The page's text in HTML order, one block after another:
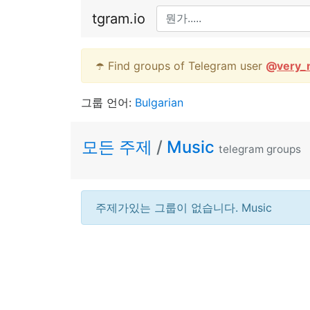
tgram.io
☂️ Find groups of Telegram user @
그룹 언어: Bulgarian
모든 주제 / Music telegram groups
주제가있는 그룹이 없습니다. Music